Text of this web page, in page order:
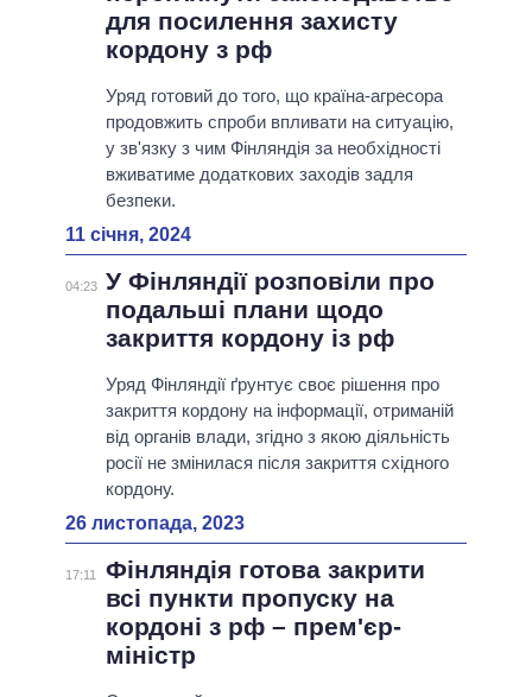
для посилення захисту
кордону з рф
Уряд готовий до того, що країна-агресора
продовжить спроби впливати на ситуацію,
у зв'язку з чим Фінляндія за необхідності
вживатиме додаткових заходів задля
безпеки.
11 січня, 2024
04:23 У Фінляндії розповіли про
подальші плани щодо
закриття кордону із рф
Уряд Фінляндії ґрунтує своє рішення про
закриття кордону на інформації, отриманій
від органів влади, згідно з якою діяльність
росії не змінилася після закриття східного
кордону.
26 листопада, 2023
17:11
Фінляндія готова закрити
всі пункти пропуску на
кордоні з рф – прем'єр-
міністр